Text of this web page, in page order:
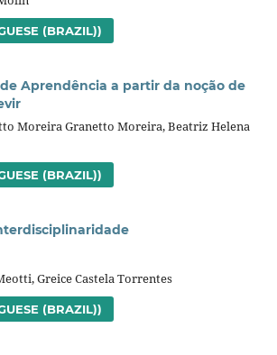
(BRAZIL))
Aprendência a partir da noção de
Moreira Granetto Moreira, Beatriz Helena
(BRAZIL))
Greice Castela Torrentes
(BRAZIL))